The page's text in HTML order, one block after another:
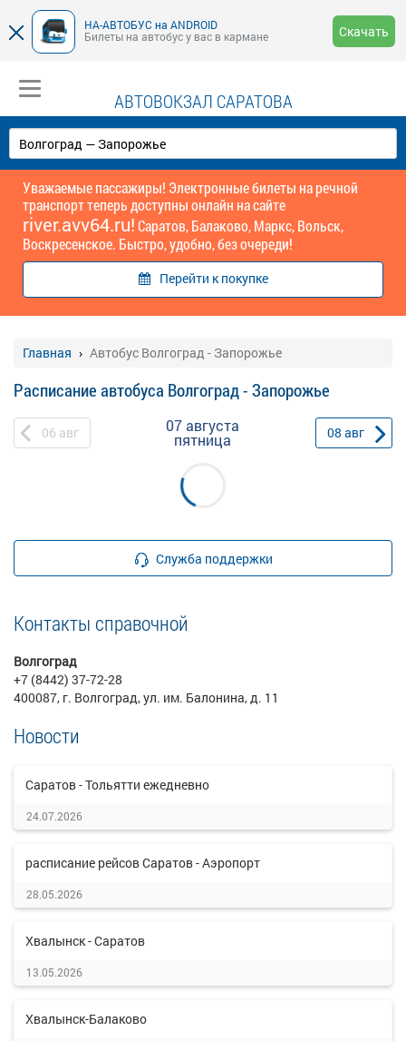
НА-АВТОБУС на ANDROID
Билеты на автобус у вас в кармане
Скачать
АВТОВОКЗАЛ САРАТОВА
Уважаемые пассажиры! Электронные билеты на речной
транспорт теперь доступны онлайн на сайте
river.avv64.ru!Саратов, Балаково, Маркс, Вольск,
Воскресенское. Быстро, удобно, без очереди!
Перейти к покупке
Главная Автобус Волгоград - Запорожье
Расписание автобуса Волгоград - Запорожье
06 авг 07 августа
пятница 08 авг
Служба поддержки
Контакты справочной
Волгоград
+7 (8442) 37-72-28
400087, г. Волгоград, ул. им. Балонина, д. 11
Новости
Саратов - Тольятти ежедневно
24.07.2026
расписание рейсов Саратов - Аэропорт
28.05.2026
Хвалынск - Саратов
13.05.2026
Хвалынск-Балаково